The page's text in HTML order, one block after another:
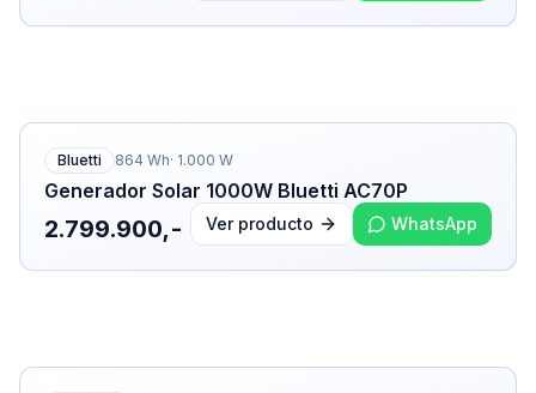
Bluetti 864 Wh· 1.000 W
Generador Solar 1000W Bluetti AC70P
2.799.900,- Ver producto WhatsApp